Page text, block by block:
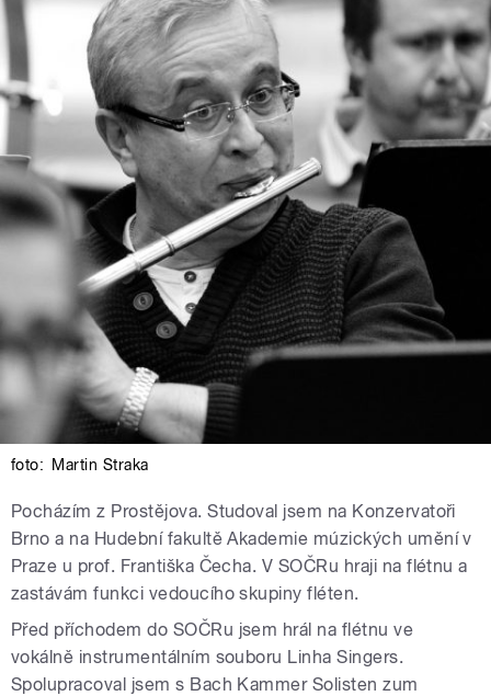
foto: Martin Straka
Pocházím z Prostějova. Studoval jsem na Konzervatoři
Brno a na Hudební fakultě Akademie múzických umění v
Praze u prof. Františka Čecha. V SOČRu hraji na flétnu a
zastávám funkci vedoucího skupiny fléten.
Před příchodem do SOČRu jsem hrál na flétnu ve
vokálně instrumentálním souboru Linha Singers.
Spolupracoval jsem s Bach Kammer Solisten zum